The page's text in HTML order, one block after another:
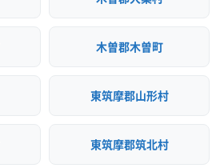
木曽郡木曽町
東筑摩郡山形村
東筑摩郡筑北村